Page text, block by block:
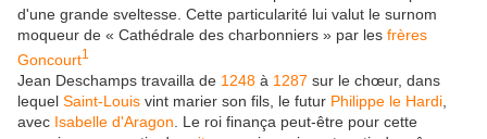
d'une grande sveltesse. Cette particularité lui valut le surnom
moqueur de « Cathédrale des charbonniers » par les frères
Goncourt1
Jean Deschamps travailla de 1248 à 1287 sur le chœur, dans
lequel Saint-Louis vint marier son fils, le futur Philippe le Hardi
avec Isabelle d'Aragon . Le roi finança peut-être pour cette